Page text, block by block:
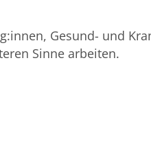
Gesund- und
Sinne arbeiten.